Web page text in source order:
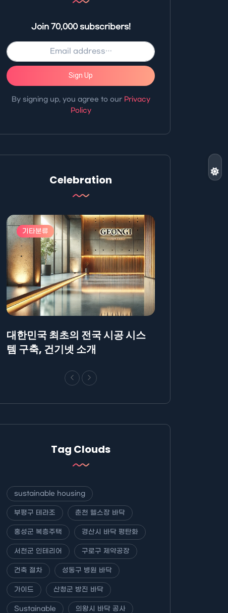
Join 70,000 subscribers!
Sign Up
By signing up, you agree to our Privacy
Policy
Celebration
기타분류
대한민국 최초의 전국 시공 시스
템 구축, 건기넷 소개
Tag Clouds
sustainable housing
부평구 테라조 춘천 헬스장 바닥
홍성군 복층주택 경산시 바닥 평탄화
서천군 인테리어 구로구 제약공장
건축 절차 성동구 병원 바닥
가이드 산청군 방진 바닥
Sustainable 의왕시 바닥 공사